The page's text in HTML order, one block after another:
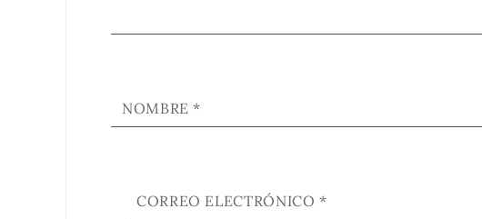
NOMBRE*
CORREO ELECTRÓNICO*